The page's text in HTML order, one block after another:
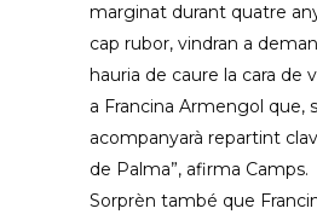
marginat durant quatre
cap rubor, vindran a
hauria de caure la cara de
a Francina Armengol que,
acompanyarà repartint
de Palma”, afirma Camps.
Sorprèn també que